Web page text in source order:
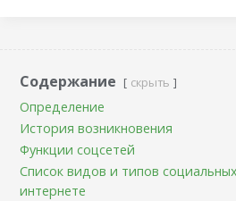
Содержание скрыть
Определение
История возникновения
Функции соцсетей
Список видов и типов
интернете